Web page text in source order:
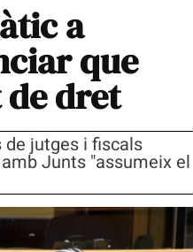
a
que
de dret
jutges i fiscals
Junts "assumeix el